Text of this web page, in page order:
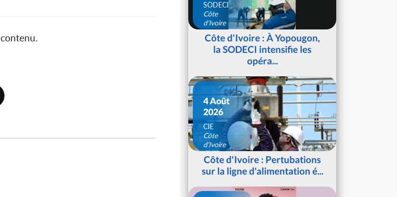
SODECI
Côte
d'Ivoire
Côte d'Ivoire : À Yopougon,
la SODECI intensifie les
opéra...
4 Août
2026
CIE
Côte
d'Ivoire
Côte d'Ivoire : Pertubations
sur la ligne d'alimentation é...